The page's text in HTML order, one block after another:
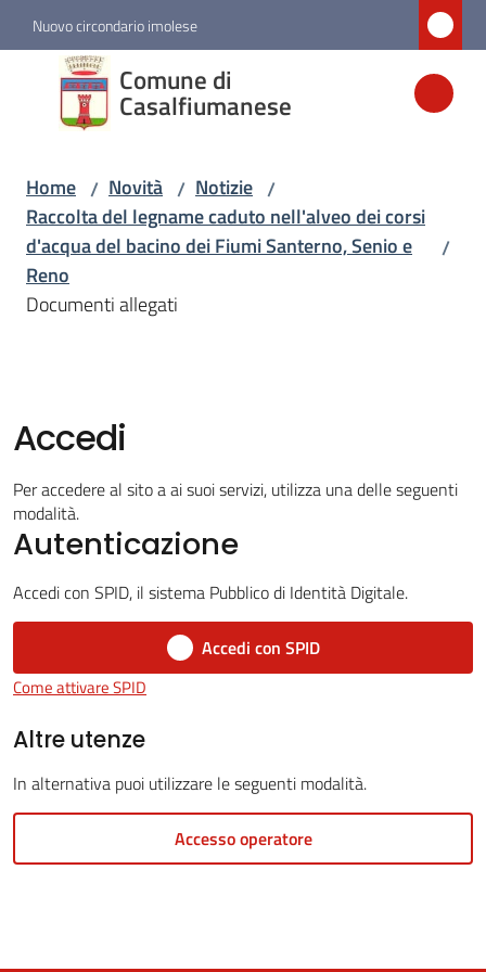
Vai al contenuto
Vai alla navigazione
Vai al footer
Nuovo circondario imolese
Comune di
Casalfiumanese
Comune di
Casalfiumanese
Amministrazione
Novità
Menu selezionato
Casalfiumanese
5x1000
on-
Tutti
gli
Home / Novità / Notizie /
Raccolta del legname caduto nell'alveo dei corsi
d'acqua del bacino dei Fiumi Santerno, Senio e
Reno
/
Documenti allegati
Accedi
Per accedere al sito a ai suoi servizi, utilizza una delle seguenti
modalità.
Autenticazione
Accedi con SPID, il sistema Pubblico di Identità Digitale.
Accedi con SPID
Come attivare SPID
Altre utenze
In alternativa puoi utilizzare le seguenti modalità.
Accesso operatore